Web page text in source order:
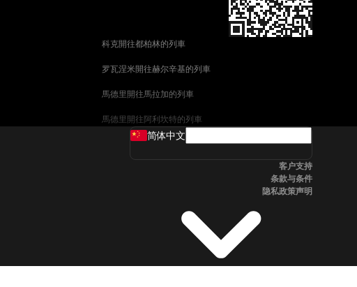
科克開往都柏林的列車
罗瓦涅米開往赫尔辛基的列車
馬德里開往馬拉加的列車
馬德里開往阿利坎特的列車
巴塞罗那開往馬拉加的列車
哥德堡開往斯德哥爾摩的列車
简体中文
客户支持
条款与条件
隐私政策声明